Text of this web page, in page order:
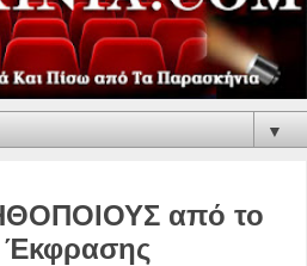
▼
από το
Έκφρασης